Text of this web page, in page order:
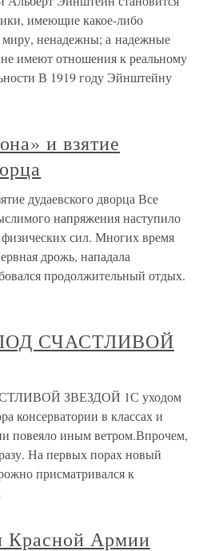
имеющие какое-либо
ненадежны; а надежные
имеют отношения к реальному
В 1919 году Эйнштейну
и взятие
дудаевского дворца Все
напряжения наступило
сил. Многих время
дрожь, нападала
продолжительный отдых.
ПОД СЧАСТЛИВОЙ
ЗВЕЗДОЙ 1С уходом
консерватории в классах и
повеяло иным ветром.Впрочем,
На первых порах новый
присматривался к
Красной Армии